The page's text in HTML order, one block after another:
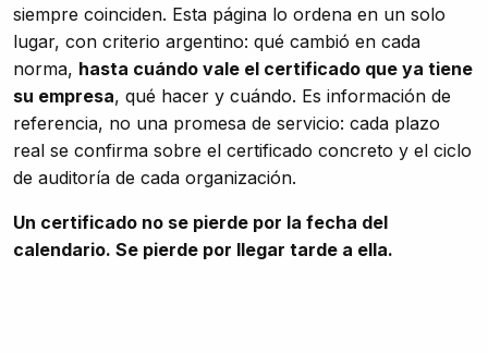
siempre coinciden. Esta página lo ordena en un solo
lugar, con criterio argentino: qué cambió en cada
norma, hasta cuándo vale el certificado que ya tiene
su empresa, qué hacer y cuándo. Es información de
referencia, no una promesa de servicio: cada plazo
real se confirma sobre el certificado concreto y el ciclo
de auditoría de cada organización.
Un certificado no se pierde por la fecha del
calendario. Se pierde por llegar tarde a ella.